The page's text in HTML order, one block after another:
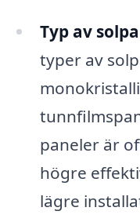
Typ av
typer av
paneler är
högre
lägre